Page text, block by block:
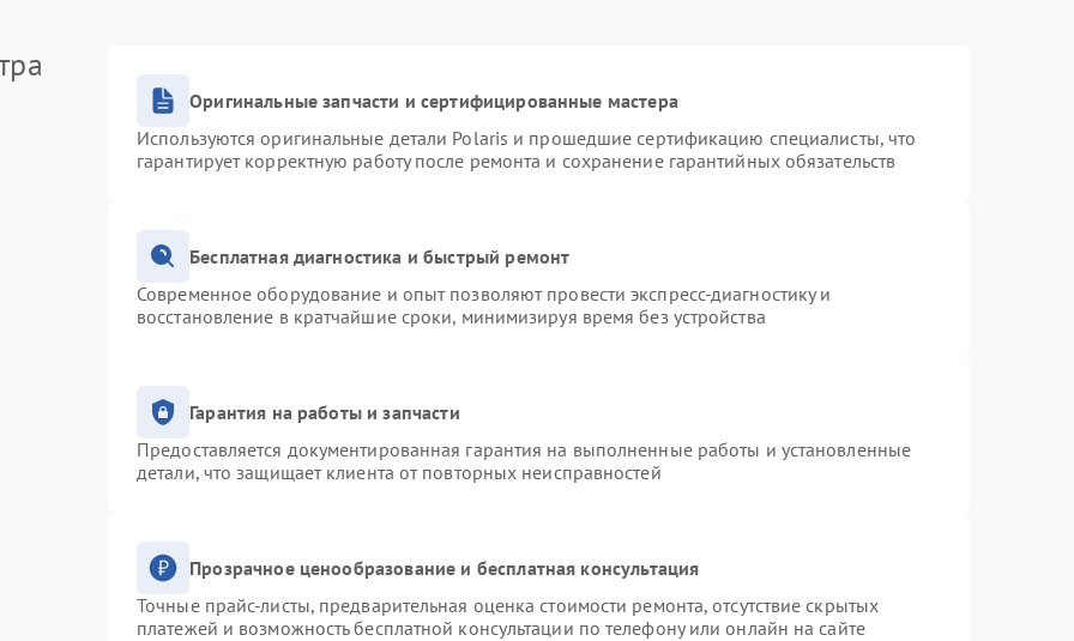
Оригинальные запчасти и сертифицированные мастера
Используются оригинальные детали Polaris и прошедшие сертификацию специалисты, что
гарантирует корректную работу после ремонта и сохранение гарантийных обязательств
Бесплатная диагностика и быстрый ремонт
Современное оборудование и опыт позволяют провести экспресс-диагностику и
восстановление в кратчайшие сроки, минимизируя время без устройства
Гарантия на работы и запчасти
Предоставляется документированная гарантия на выполненные работы и установленные
детали, что защищает клиента от повторных неисправностей
Прозрачное ценообразование и бесплатная консультация
Точные прайс-листы, предварительная оценка стоимости ремонта, отсутствие скрытых
платежей и возможность бесплатной консультации по телефону или онлайн на сайте